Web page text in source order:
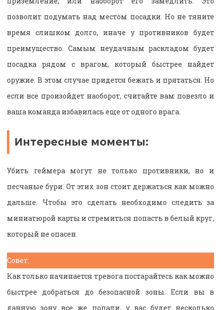
позволит подумать над местом посадки. Но не тяните
время слишком долго, иначе у противников будет
преимущество. Самым неудачным раскладом будет
посадка рядом с врагом, который быстрее найдет
оружие. В этом случае придется бежать и прятаться. Но
если все произойдет наоборот, считайте вам повезло и
ваша команда избавилась еще от одного врага.
Интересные моменты:
Убить геймера могут не только противники, но и
песчаные бури. От этих зон стоит держаться как можно
дальше. Чтобы это сделать необходимо следить за
миниатюрой карты и стремиться попасть в белый круг,
который не опасен.
Совет:
Как только начинается тревога постарайтесь как можно
быстрее добраться до безопасной зоны. Если вы в
данную зону все же попали, у вас будет несколько